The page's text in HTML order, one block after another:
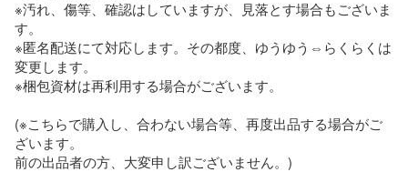
※汚れ、傷等、確認はしていますが、見落とす場合もございま
す。
※匿名配送にて対応します。その都度、ゆうゆう⇔らくらくは
変更します。
※梱包資材は再利用する場合がございます。
(※こちらで購入し、合わない場合等、再度出品する場合がご
ざいます。
前の出品者の方、大変申し訳ございません。)